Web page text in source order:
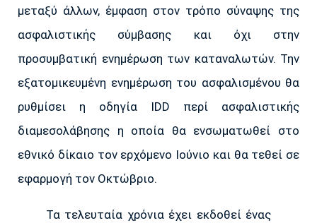
μεταξύ άλλων, έμφαση στον τρόπο σύναψης της
ασφαλιστικής σύμβασης και όχι στην
προσυμβατική ενημέρωση των καταναλωτών. Την
εξατομικευμένη ενημέρωση του ασφαλισμένου θα
ρυθμίσει η οδηγία IDD περί ασφαλιστικής
διαμεσολάβησης η οποία θα ενσωματωθεί στο
εθνικό δίκαιο τον ερχόμενο Ιούνιο και θα τεθεί σε
εφαρμογή τον Οκτώβριο.
Τα τελευταία χρόνια έχει εκδοθεί ένας